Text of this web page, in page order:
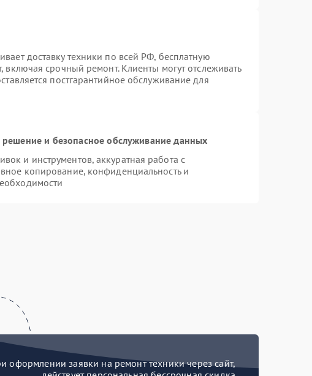
доставку техники по всей РФ, бесплатную
включая срочный ремонт. Клиенты могут отслеживать
постгарантийное обслуживание для
и безопасное обслуживание данных
и инструментов, аккуратная работа с
копирование, конфиденциальность и
оформлении заявки на ремонт техники через сайт,